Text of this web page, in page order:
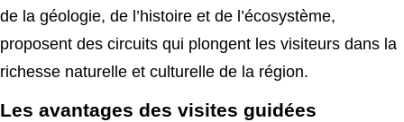
de la géologie, de l’histoire et de l’écosystème,
proposent des circuits qui plongent les visiteurs dans la
richesse naturelle et culturelle de la région.
Les avantages des visites guidées